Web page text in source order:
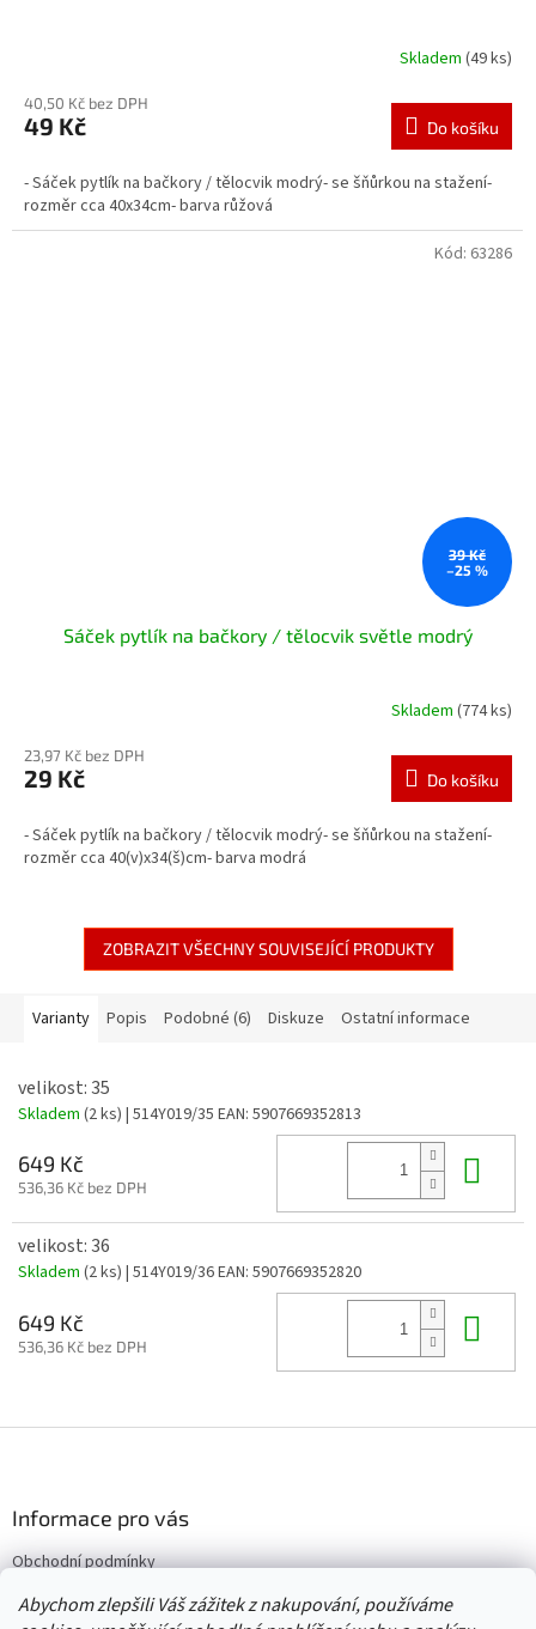
Abychom zlepšili Váš zážitek z nakupování, používáme
Skladem (49 ks)
40,50 Kč bez DPH
49 Kč Do košíku
- Sáček pytlík na bačkory / tělocvik modrý- se šňůrkou na stažení-
rozměr cca 40x34cm- barva růžová
39 Kč
–25 %
Sáček pytlík na bačkory / tělocvik světle modrý
Skladem (774 ks)
23,97 Kč bez DPH
29 Kč Do košíku
- Sáček pytlík na bačkory / tělocvik modrý- se šňůrkou na stažení-
rozměr cca 40(v)x34(š)cm- barva modrá
Kód: 63286
ZOBRAZIT VŠECHNY SOUVISEJÍCÍ PRODUKTY
Varianty Popis Podobné (6) Diskuze Ostatní informace
velikost: 35
Skladem (2 ks) | 514Y019/35 EAN: 5907669352813
649 Kč
536,36 Kč bez DPH
velikost: 36
Skladem (2 ks) | 514Y019/36EAN: 5907669352820
649 Kč
536,36 Kč bez DPH
í
Informace pro vás
Obchodní podmínky
Vrácení/výměna/reklamace
Velkoobchod